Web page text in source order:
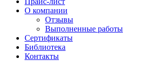
О компании
Отзывы
Выполненные работы
Сертификаты
Библиотека
Контакты